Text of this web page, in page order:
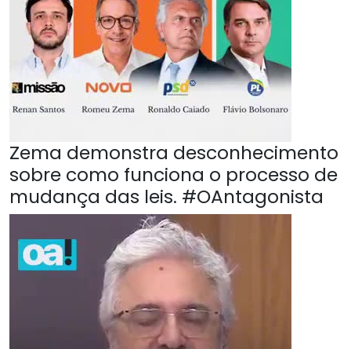
Zema demonstra desconhecimento
sobre como funciona o processo de
mudança das leis. #OAntagonista